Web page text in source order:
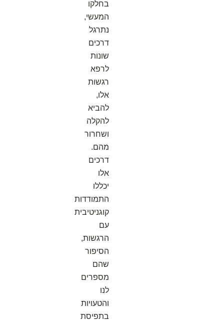
בחלקו
המעשי,
נתרגל
דרכים
שונות
לרפא
רגשות
אלו,
להביא
להקלה
ושחרור
מהם.
דרכים
אלו
יכללו
התמודדות
קוגניטיבית
עם
הרגשות,
הסיפור
שהם
מספרים
לנו
והטעויות
בתפיסת